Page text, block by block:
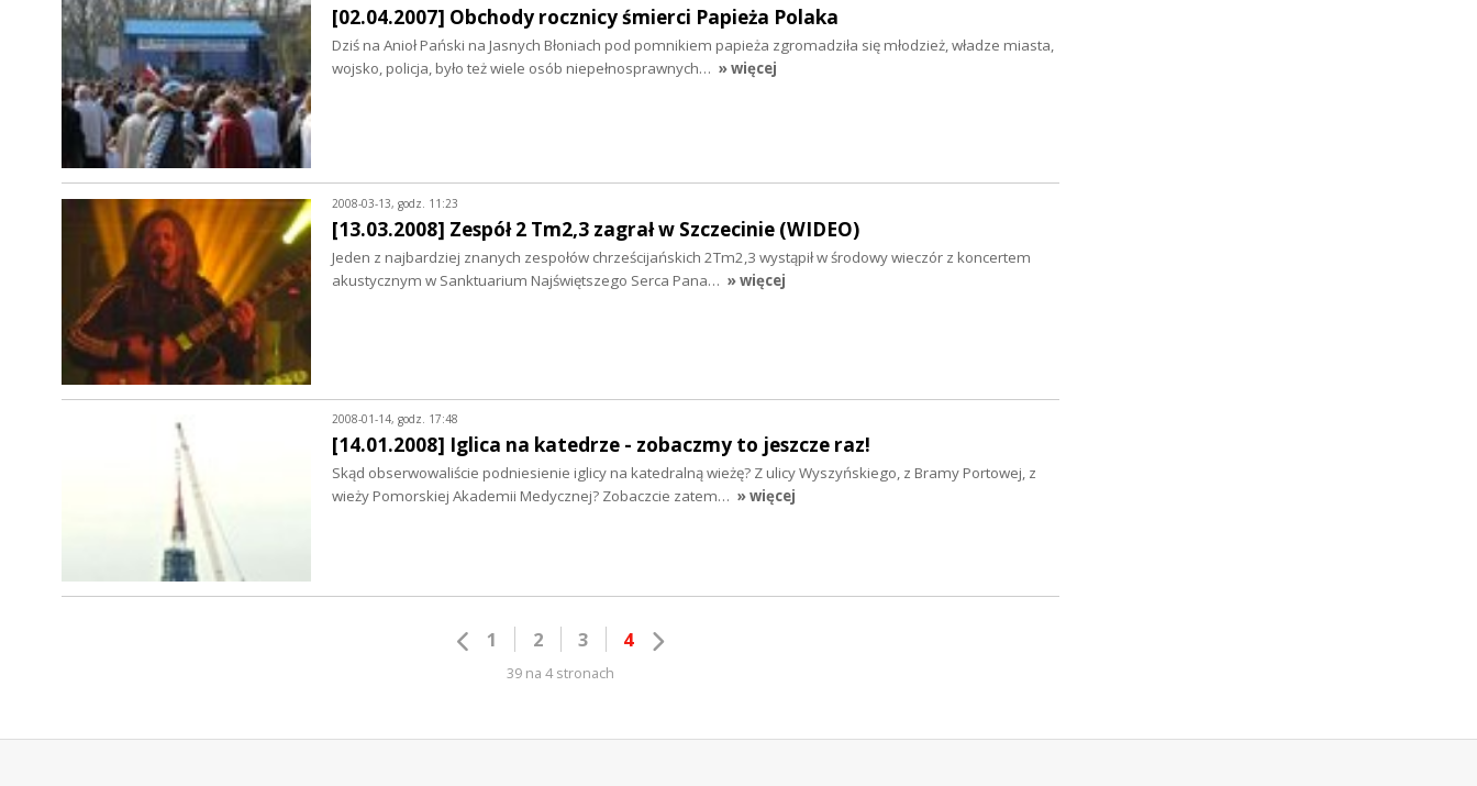
[02.04.2007] Obchody rocznicy śmierci Papieża Polaka
Dziś na Anioł Pański na Jasnych Błoniach pod pomnikiem papieża zgromadziła się młodzież, władze miasta,
wojsko, policja, było też wiele osób niepełnosprawnych… » więcej
2008-03-13, godz. 11:23
[13.03.2008] Zespół 2 Tm2,3 zagrał w Szczecinie (WIDEO)
Jeden z najbardziej znanych zespołów chrześcijańskich 2Tm2,3 wystąpił w środowy wieczór z koncertem
akustycznym w Sanktuarium Najświętszego Serca Pana… » więcej
2008-01-14, godz. 17:48
[14.01.2008] Iglica na katedrze - zobaczmy to jeszcze raz!
Skąd obserwowaliście podniesienie iglicy na katedralną wieżę? Z ulicy Wyszyńskiego, z Bramy Portowej, z
wieży Pomorskiej Akademii Medycznej? Zobaczcie zatem… » więcej
1 2 3 4
39 na 4 stronach